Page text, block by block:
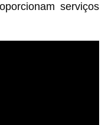
serviços